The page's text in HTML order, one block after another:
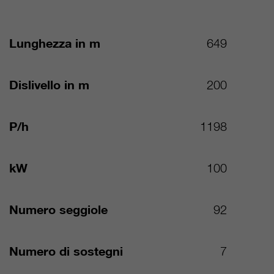
Lunghezza in m 649
Dislivello in m 200
P/h 1198
kW 100
Numero seggiole 92
Numero di sostegni 7